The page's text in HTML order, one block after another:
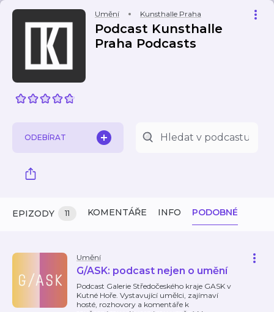
Umění Kunsthalle Praha
Podcast Kunsthalle
Praha Podcasts
ODEBÍRAT
EPIZODY 11 KOMENTÁŘE INFO PODOBNÉ
Umění
G/ASK: podcast nejen o umění
Podcast Galerie Středočeského kraje GASK v
Kutné Hoře. Vystavující umělci, zajímaví
hosté, rozhovory a komentáře k